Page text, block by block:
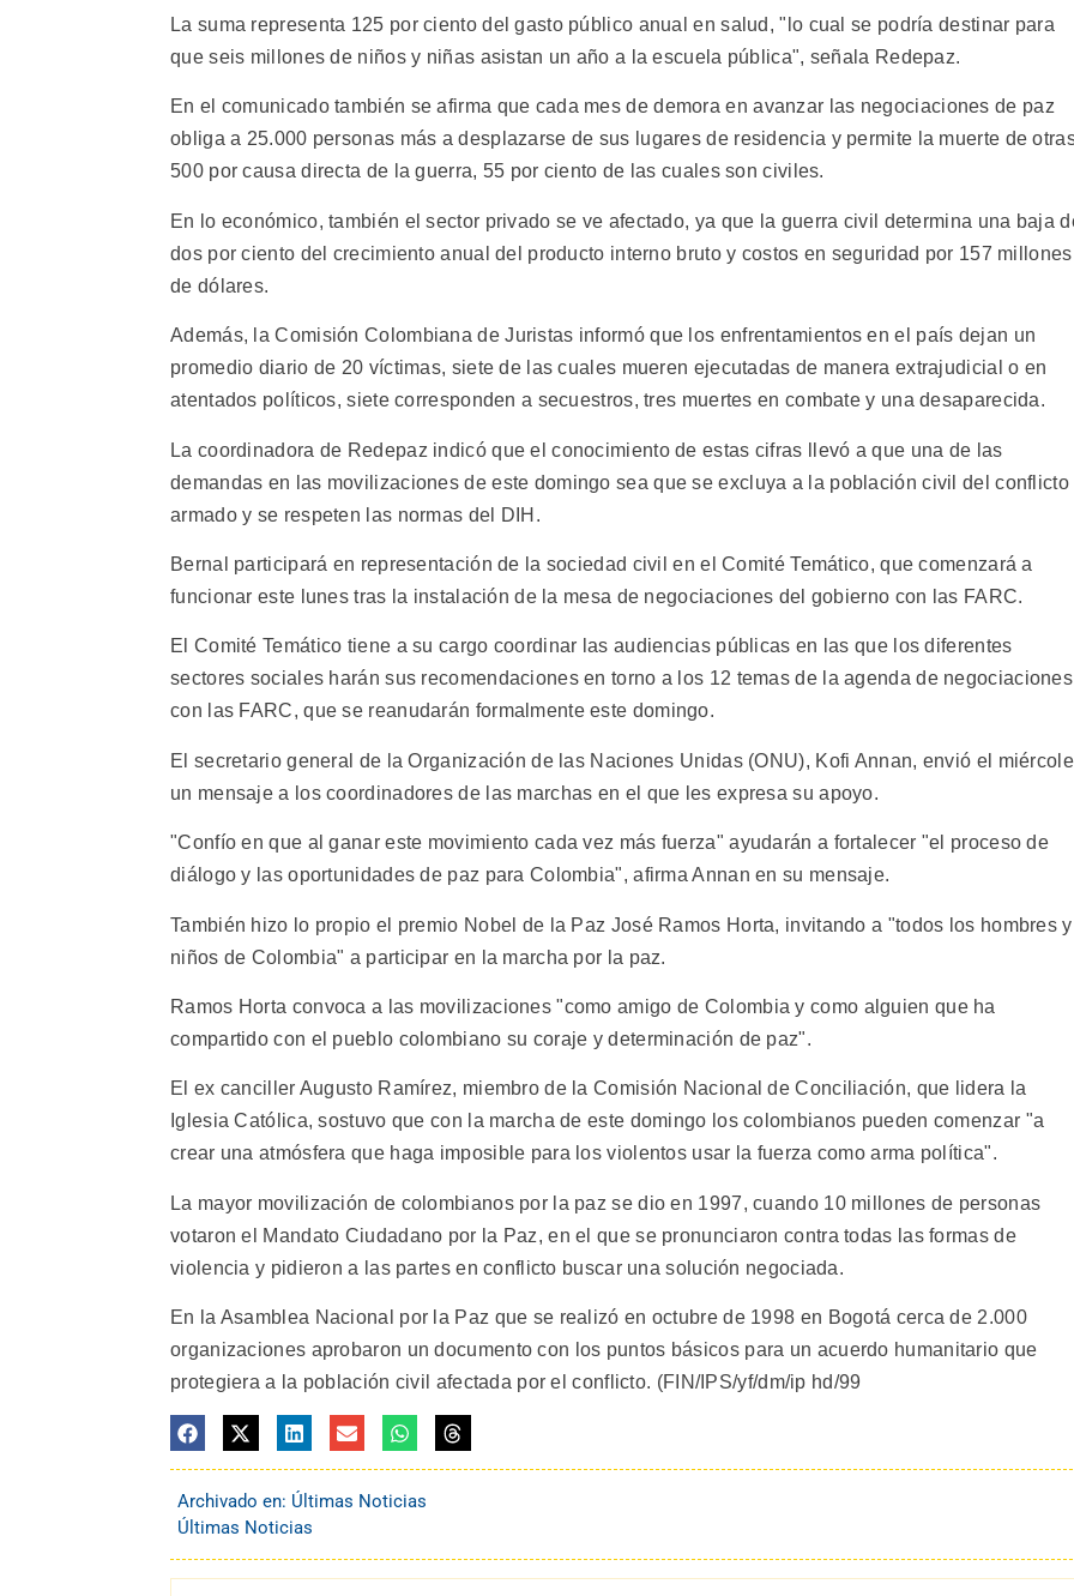
La suma representa 125 por ciento del gasto público anual en salud, "lo cual se podría destinar para
que seis millones de niños y niñas asistan un año a la escuela pública", señala Redepaz.
En el comunicado también se afirma que cada mes de demora en avanzar las negociaciones de paz
obliga a 25.000 personas más a desplazarse de sus lugares de residencia y permite la muerte de
500 por causa directa de la guerra, 55 por ciento de las cuales son civiles.
En lo económico, también el sector privado se ve afectado, ya que la guerra civil determina una baja
dos por ciento del crecimiento anual del producto interno bruto y costos en seguridad por 157 millones
de dólares.
Además, la Comisión Colombiana de Juristas informó que los enfrentamientos en el país dejan un
promedio diario de 20 víctimas, siete de las cuales mueren ejecutadas de manera extrajudicial o en
atentados políticos, siete corresponden a secuestros, tres muertes en combate y una desaparecida.
La coordinadora de Redepaz indicó que el conocimiento de estas cifras llevó a que una de las
demandas en las movilizaciones de este domingo sea que se excluya a la población civil del conflicto
armado y se respeten las normas del DIH.
Bernal participará en representación de la sociedad civil en el Comité Temático, que comenzará a
funcionar este lunes tras la instalación de la mesa de negociaciones del gobierno con las FARC.
El Comité Temático tiene a su cargo coordinar las audiencias públicas en las que los diferentes
sectores sociales harán sus recomendaciones en torno a los 12 temas de la agenda de negociaciones
con las FARC, que se reanudarán formalmente este domingo.
El secretario general de la Organización de las Naciones Unidas (ONU), Kofi Annan, envió el
un mensaje a los coordinadores de las marchas en el que les expresa su apoyo.
"Confío en que al ganar este movimiento cada vez más fuerza" ayudarán a fortalecer "el proceso de
diálogo y las oportunidades de paz para Colombia", afirma Annan en su mensaje.
También hizo lo propio el premio Nobel de la Paz José Ramos Horta, invitando a "todos los hombres y
niños de Colombia" a participar en la marcha por la paz.
Ramos Horta convoca a las movilizaciones "como amigo de Colombia y como alguien que ha
compartido con el pueblo colombiano su coraje y determinación de paz".
El ex canciller Augusto Ramírez, miembro de la Comisión Nacional de Conciliación, que lidera la
Iglesia Católica, sostuvo que con la marcha de este domingo los colombianos pueden comenzar "a
crear una atmósfera que haga imposible para los violentos usar la fuerza como arma política".
La mayor movilización de colombianos por la paz se dio en 1997, cuando 10 millones de personas
votaron el Mandato Ciudadano por la Paz, en el que se pronunciaron contra todas las formas de
violencia y pidieron a las partes en conflicto buscar una solución negociada.
En la Asamblea Nacional por la Paz que se realizó en octubre de 1998 en Bogotá cerca de 2.000
organizaciones aprobaron un documento con los puntos básicos para un acuerdo humanitario que
protegiera a la población civil afectada por el conflicto. (FIN/IPS/yf/dm/ip hd/99
Archivado en: Últimas Noticias
Últimas Noticias